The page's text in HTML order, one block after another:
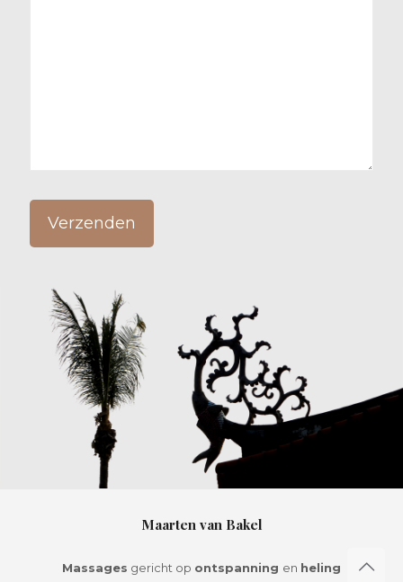
Maarten van Bakel
Massages gericht op ontspanning en heling